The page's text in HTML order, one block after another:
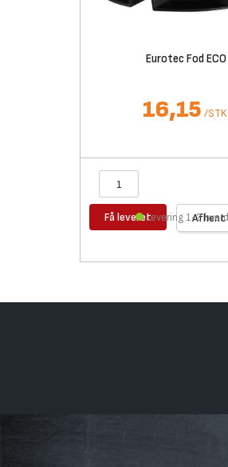
Eurotec Fod ECO
16,15 /STK
Få leveret Afhent
Levering 1-2